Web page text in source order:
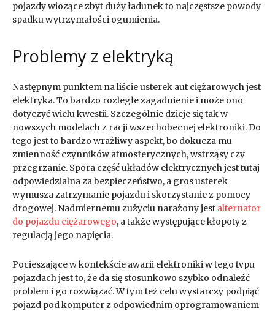
pojazdy wiozące zbyt duży ładunek to najczęstsze powody
spadku wytrzymałości ogumienia.
Problemy z elektryką
Następnym punktem na liście usterek aut ciężarowych jest
elektryka. To bardzo rozległe zagadnienie i może ono
dotyczyć wielu kwestii. Szczególnie dzieje się tak w
nowszych modelach z racji wszechobecnej elektroniki. Do
tego jest to bardzo wrażliwy aspekt, bo dokucza mu
zmienność czynników atmosferycznych, wstrząsy czy
przegrzanie. Spora część układów elektrycznych jest tutaj
odpowiedzialna za bezpieczeństwo, a gros usterek
wymusza zatrzymanie pojazdu i skorzystanie z pomocy
drogowej. Nadmiernemu zużyciu narażony jest alternator
do pojazdu ciężarowego, a także występujące kłopoty z
regulacją jego napięcia.
Pocieszające w kontekście awarii elektroniki w tego typu
pojazdach jest to, że da się stosunkowo szybko odnaleźć
problem i go rozwiązać. W tym też celu wystarczy podpiąć
pojazd pod komputer z odpowiednim oprogramowaniem